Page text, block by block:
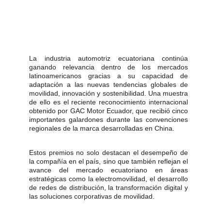
La industria automotriz ecuatoriana continúa
ganando relevancia dentro de los mercados
latinoamericanos gracias a su capacidad de
adaptación a las nuevas tendencias globales de
movilidad, innovación y sostenibilidad. Una muestra
de ello es el reciente reconocimiento internacional
obtenido por GAC Motor Ecuador, que recibió cinco
importantes galardones durante las convenciones
regionales de la marca desarrolladas en China.
Estos premios no solo destacan el desempeño de
la compañía en el país, sino que también reflejan el
avance del mercado ecuatoriano en áreas
estratégicas como la electromovilidad, el desarrollo
de redes de distribución, la transformación digital y
las soluciones corporativas de movilidad.